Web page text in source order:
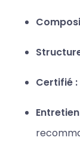
Certifié :